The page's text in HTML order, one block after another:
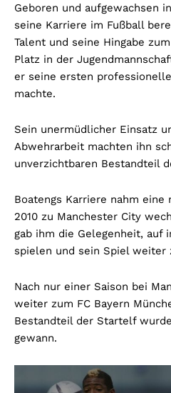
Geboren und aufgewachsen
seine Karriere im Fußball
Talent und seine Hingabe
Platz in der
er seine ersten
machte.
Sein unermüdlicher Einsatz
Abwehrarbeit machten ihn
unverzichtbaren Bestandteil
Boatengs Karriere nahm eine
2010 zu Manchester City
gab ihm die Gelegenheit, auf
spielen und sein Spiel weiter
Nach nur einer Saison bei
weiter zum FC Bayern
Bestandteil der Startelf
gewann.